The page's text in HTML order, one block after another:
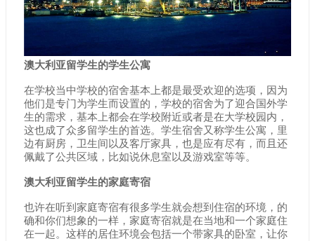
澳大利亚留学生的学生公寓
在学校当中学校的宿舍基本上都是最受欢迎的选项，因为
他们是专门为学生而设置的，学校的宿舍为了迎合国外学
生的需求，基本上都会在学校附近或者是在大学校园内，
这也成了众多留学生的首选。学生宿舍又称学生公寓，里
边有厨房，卫生间以及客厅家具，也是应有尽有，而且还
佩戴了公共区域，比如说休息室以及游戏室等等。
澳大利亚留学生的家庭寄宿
也许在听到家庭寄宿有很多学生就会想到住宿的环境，的
确和你们想象的一样，家庭寄宿就是在当地和一个家庭住
在一起。这样的居住环境会包括一个带家具的卧室，让你